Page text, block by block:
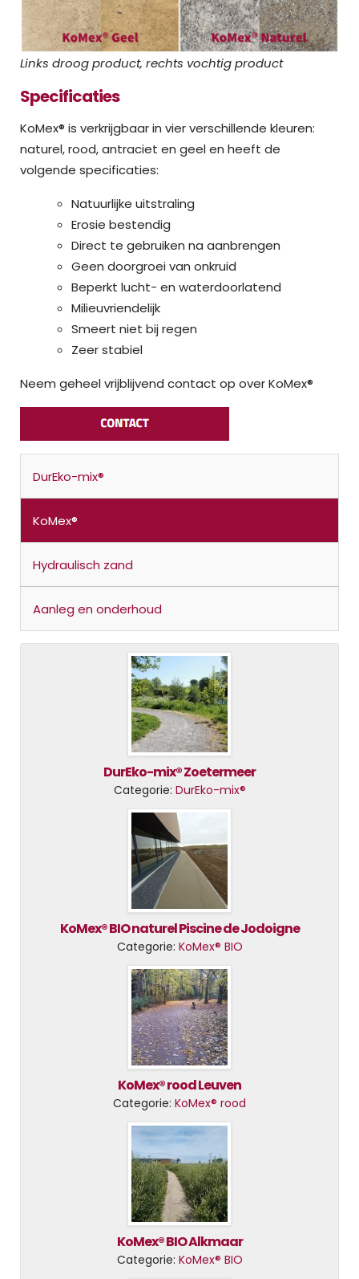
Links droog product, rechts vochtig product
Specificaties
KoMex® is verkrijgbaar in vier verschillende kleuren:
naturel, rood, antraciet en geel en heeft de
volgende specificaties:
Natuurlijke uitstraling
Erosie bestendig
Direct te gebruiken na aanbrengen
Geen doorgroei van onkruid
Beperkt lucht- en waterdoorlatend
Milieuvriendelijk
Smeert niet bij regen
Zeer stabiel
Neem geheel vrijblijvend contact op over KoMex®
DurEko-mix®
KoMex®
Hydraulisch zand
Aanleg en onderhoud
DurEko-mix® Zoetermeer
Categorie: DurEko-mix®
KoMex® BIO naturel Piscine de Jodoigne
Categorie: KoMex® BIO
KoMex® rood Leuven
Categorie: KoMex® rood
KoMex® BIO Alkmaar
Categorie: KoMex® BIO